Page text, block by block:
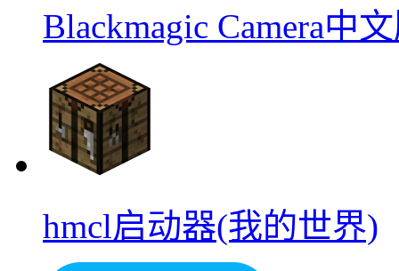
Blackmagic Camera中
hmcl启动器(我的世界)